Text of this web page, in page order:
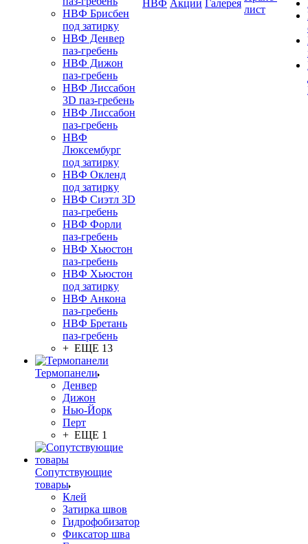
НВФ Брисбен
под затирку
НВФ Денвер
паз-гребень
НВФ Дижон
паз-гребень
НВФ Лиссабон
3D паз-гребень
НВФ Лиссабон
паз-гребень
НВФ
Люксембург
под затирку
НВФ Окленд
под затирку
НВФ Сиэтл 3D
паз-гребень
НВФ Форли
паз-гребень
НВФ Хьюстон
паз-гребень
НВФ Хьюстон
под затирку
НВФ Анкона
паз-гребень
НВФ Бретань
паз-гребень
+ ЕЩЕ 13
Термопанели
Денвер
Дижон
Нью-Йорк
Перт
+ ЕЩЕ 1
Сопутствующие
товары
Клей
Затирка швов
Гидрофобизатор
Фиксатор шва
НВФ Акции Галерея
лист